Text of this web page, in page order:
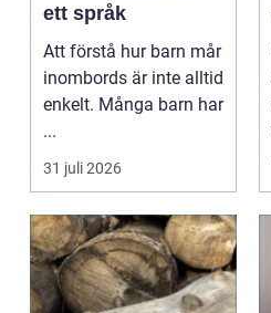
ett språk
Att förstå hur barn mår
inombords är inte alltid
enkelt. Många barn har
...
31 juli 2026